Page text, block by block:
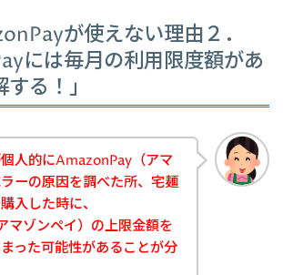
が使えない理由２．
には毎月の利用限度額があ
る！」
人的にAmazonPay（アマ
ーの原因を調べた所、宅麺
入した時に、
マゾンペイ）の上限金額を
った可能性があることが分